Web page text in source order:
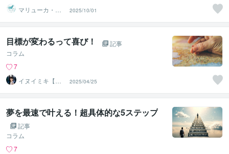
マリューカ・ボ
イス・スタジオ
2025/10/01
目標が変わるって喜び！
記事
コラム
7
イヌイミキ【蒼
aoi Company】
2025/04/25
夢を最速で叶える！超具体的な5ステップ
記事
コラム
7